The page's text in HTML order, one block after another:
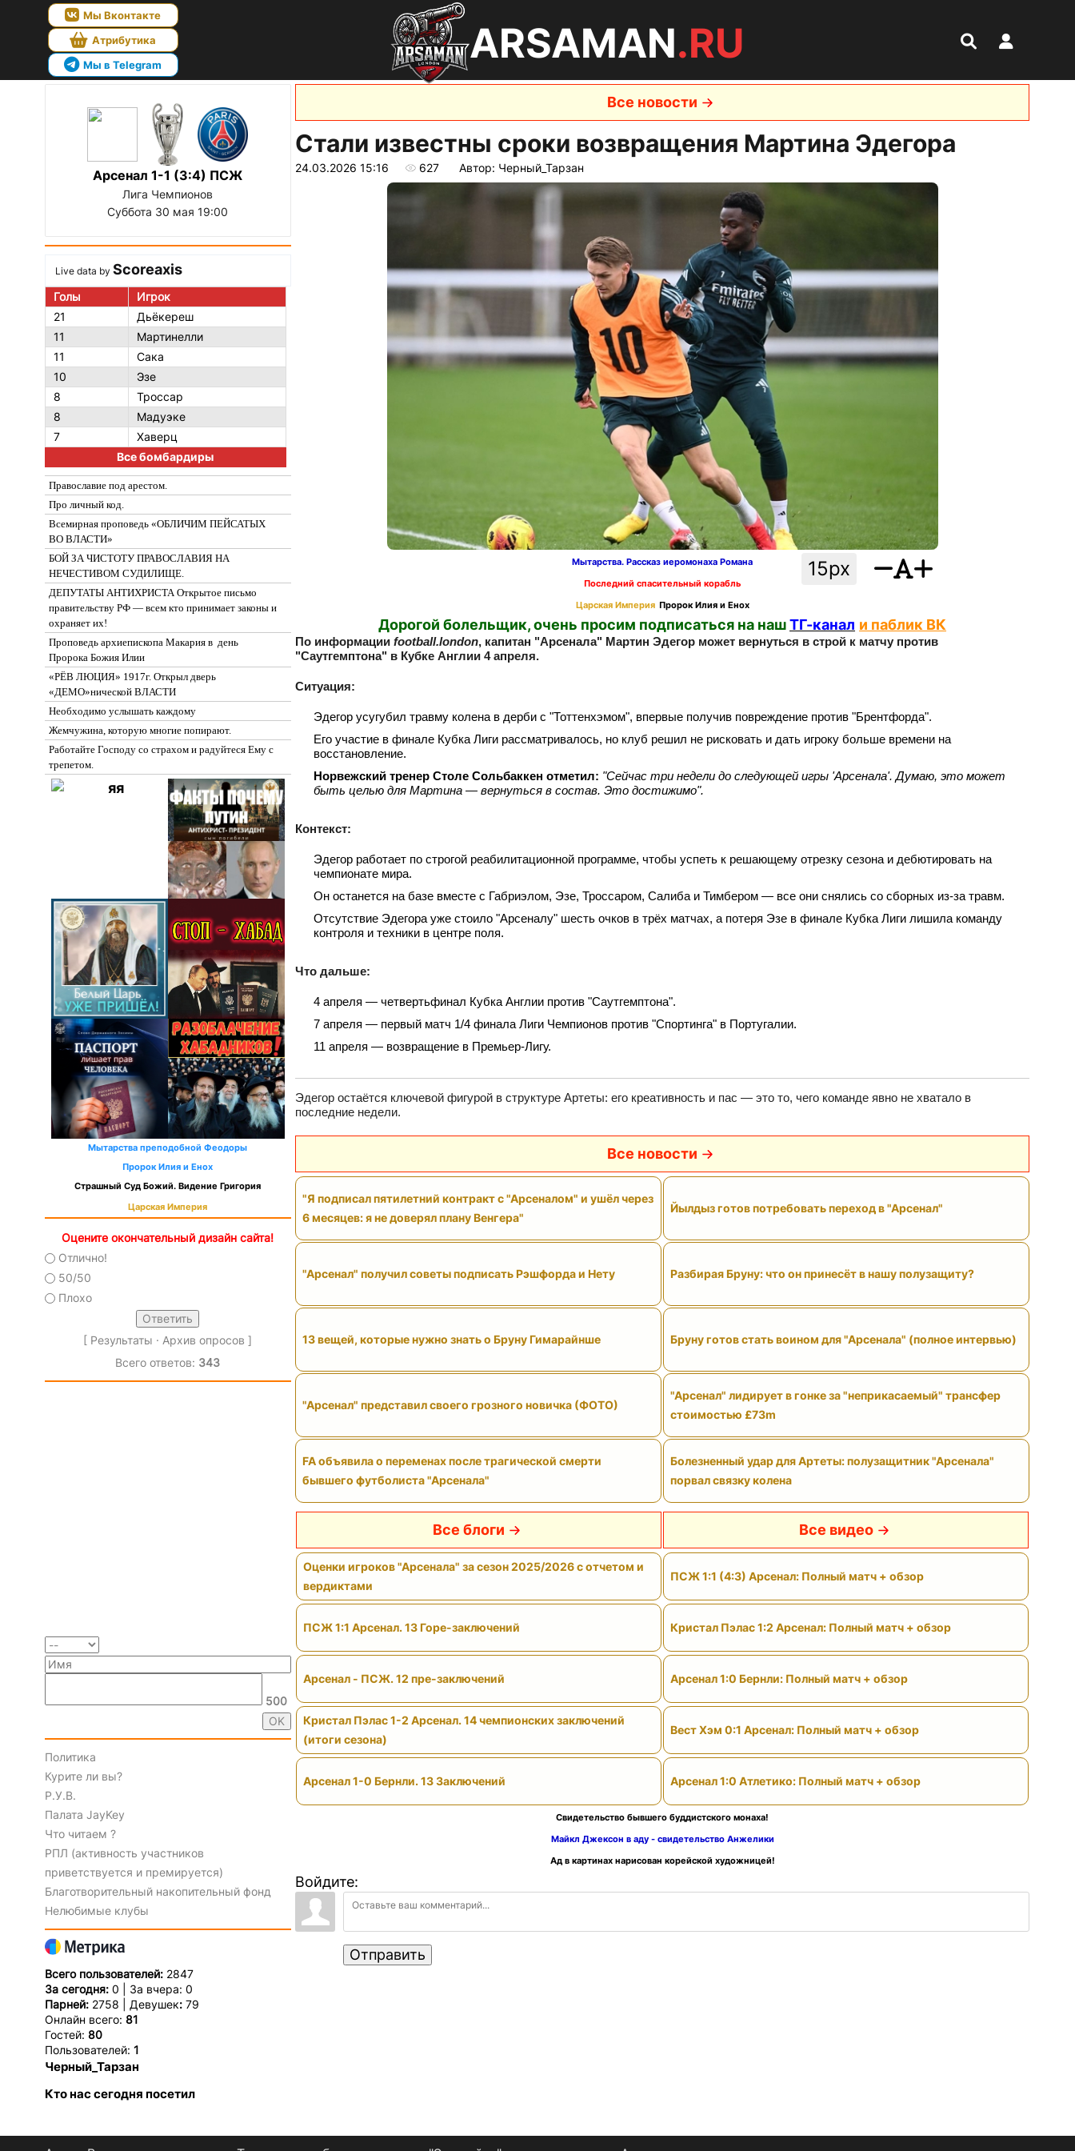
Мы Вконтакте
Атрибутика
Мы в Telegram
ARSAMAN.RU
Арсенал 1-1 (3:4) ПСЖ
Лига Чемпионов
Суббота 30 мая 19:00
Live data by Scoreaxis
Голы
Игрок
21
Дьёкереш
11
Мартинелли
11
Сака
10
Эзе
8
Троссар
8
Мадуэке
7
Хаверц
Все бомбардиры
Православие под арестом.
Про личный код.
Всемирная проповедь «ОБЛИЧИМ ПЕЙСАТЫХ
ВО ВЛАСТИ»
БОЙ ЗА ЧИСТОТУ ПРАВОСЛАВИЯ НА
НЕЧЕСТИВОМ СУДИЛИЩЕ.
ДЕПУТАТЫ АНТИХРИСТА Открытое письмо
правительству РФ — всем кто принимает законы и
охраняет их!
Проповедь архиепископа Макария в день
Пророка Божия Илии
«РЁВ ЛЮЦИЯ» 1917г. Открыл дверь
«ДЕМО»нической ВЛАСТИ
Необходимо услышать каждому
Жемчужина, которую многие попирают.
Работайте Господу со страхом и радуйтеся Ему с
трепетом.
Мытарства преподобной Феодоры
Пророк Илия и Енох
Страшный Суд Божий. Видение Григория
Царская Империя
Оцените окончательный дизайн сайта!
Отлично!
50/50
Плохо
[ Результаты · Архив опросов ]
Всего ответов: 343
500
Политика
Курите ли вы?
Р.У.В.
Палата JayKey
Что читаем ?
РПЛ (активность участников
приветствуется и премируется)
Благотворительный накопительный фонд
Нелюбимые клубы
Всего пользователей: 2847
За сегодня: 0 | За вчера: 0
Парней: 2758 | Девушек:79
Онлайн всего: 81
Гостей: 80
Пользователей: 1
Черный_Тарзан
Кто нас сегодня посетил
Все новости
Стали известны сроки возвращения Мартина Эдегора
24.03.2026 15:16 627 Автор: Черный_Тарзан
15px
Мытарства. Рассказ иеромонаха Романа
Последний спасительный корабль
Царская Империя Пророк Илия и Енох
Дорогой болельщик, очень просим подписаться на нашТГ-канал и паблик ВК
По информации football.london, капитан "Арсенала" Мартин Эдегор может вернуться в строй к матчу против
"Саутгемптона" в Кубке Англии 4 апреля.
Ситуация:
Эдегор усугубил травму колена в дерби с "Тоттенхэмом", впервые получив повреждение против "Брентфорда".
Его участие в финале Кубка Лиги рассматривалось, но клуб решил не рисковать и дать игроку больше времени на
восстановление.
Норвежский тренер Столе Сольбаккен отметил: "Сейчас три недели до следующей игры 'Арсенала'. Думаю, это может
быть целью для Мартина — вернуться в состав. Это достижимо".
Контекст:
Эдегор работает по строгой реабилитационной программе, чтобы успеть к решающему отрезку сезона и дебютировать на
чемпионате мира.
Он останется на базе вместе с Габриэлом, Эзе, Троссаром, Салиба и Тимбером — все они снялись со сборных из‑за травм.
Отсутствие Эдегора уже стоило "Арсеналу" шесть очков в трёх матчах, а потеря Эзе в финале Кубка Лиги лишила команду
контроля и техники в центре поля.
Что дальше:
4 апреля — четвертьфинал Кубка Англии против "Саутгемптона".
7 апреля — первый матч 1/4 финала Лиги Чемпионов против "Спортинга" в Португалии.
11 апреля — возвращение в Премьер‑Лигу.
Эдегор остаётся ключевой фигурой в структуре Артеты: его креативность и пас — это то, чего команде явно не хватало в
последние недели.
Все новости
"Я подписал пятилетний контракт с "Арсеналом" и ушёл через
6 месяцев: я не доверял плану Венгера"
Йылдыз готов потребовать переход в "Арсенал"
"Арсенал" получил советы подписать Рэшфорда и Нету Разбирая Бруну: что он принесёт в нашу полузащиту?
13 вещей, которые нужно знать о Бруну Гимарайнше Бруну готов стать воином для "Арсенала" (полное интервью)
"Арсенал" представил своего грозного новичка (ФОТО)
"Арсенал" лидирует в гонке за "неприкасаемый" трансфер
стоимостью £73m
FA объявила о переменах после трагической смерти
бывшего футболиста "Арсенала"
Болезненный удар для Артеты: полузащитник "Арсенала"
порвал связку колена
Все блоги
Оценки игроков "Арсенала" за сезон 2025/2026 с отчетом и
вердиктами
ПСЖ 1:1 Арсенал. 13 Горе-заключений
Арсенал - ПСЖ. 12 пре-заключений
Кристал Пэлас 1-2 Арсенал. 14 чемпионских заключений
(итоги сезона)
Арсенал 1-0 Бернли. 13 Заключений
Все видео
ПСЖ 1:1 (4:3) Арсенал: Полный матч + обзор
Кристал Пэлас 1:2 Арсенал: Полный матч + обзор
Арсенал 1:0 Бернли: Полный матч + обзор
Вест Хэм 0:1 Арсенал: Полный матч + обзор
Арсенал 1:0 Атлетико: Полный матч + обзор
Свидетельство бывшего буддистского монаха!
Майкл Джексон в аду - свидетельство Анжелики
Ад в картинах нарисован корейской художницей!
Войдите:
Отправить